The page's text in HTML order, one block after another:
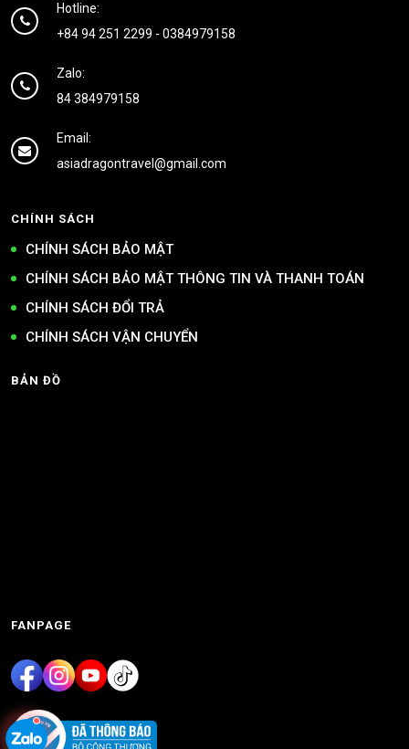
Hotline:
+84 94 251 2299 - 0384979158
Zalo:
84 384979158
Email:
asiadragontravel@gmail.com
CHÍNH SÁCH
CHÍNH SÁCH BẢO MẬT
CHÍNH SÁCH BẢO MẬT THÔNG TIN VÀ THANH TOÁN
CHÍNH SÁCH ĐỔI TRẢ
CHÍNH SÁCH VẬN CHUYỂN
BẢN ĐỒ
FANPAGE